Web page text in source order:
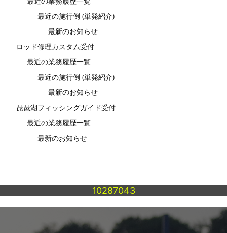
最近の施行例 (単発紹介)
最新のお知らせ
ロッド修理カスタム受付
最近の業務履歴一覧
最近の施行例 (単発紹介)
最新のお知らせ
琵琶湖フィッシングガイド受付
最近の業務履歴一覧
最新のお知らせ
10287043